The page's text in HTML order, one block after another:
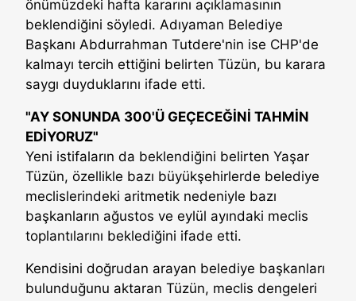
önümüzdeki hafta kararını açıklamasının
beklendiğini söyledi. Adıyaman Belediye
Başkanı Abdurrahman Tutdere'nin ise CHP'de
kalmayı tercih ettiğini belirten Tüzün, bu karara
saygı duyduklarını ifade etti.
"AY SONUNDA 300'Ü GEÇECEĞİNİ TAHMİN
EDİYORUZ"
Yeni istifaların da beklendiğini belirten Yaşar
Tüzün, özellikle bazı büyükşehirlerde belediye
meclislerindeki aritmetik nedeniyle bazı
başkanların ağustos ve eylül ayındaki meclis
toplantılarını beklediğini ifade etti.
Kendisini doğrudan arayan belediye başkanları
bulunduğunu aktaran Tüzün, meclis dengeleri